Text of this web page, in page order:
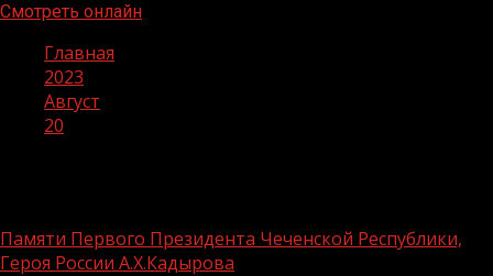
Смотреть онлайн
Главная
2023
Август
20
Памяти Первого Президента Чеченской Республики,
Героя России А.Х.Кадырова